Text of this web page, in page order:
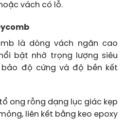
vách có lỗ.
là dòng vách ngăn cao
bật nhờ trọng lượng siêu
độ cứng và độ bền kết
ong rỗng dạng lục giác kẹp
liên kết bằng keo epoxy